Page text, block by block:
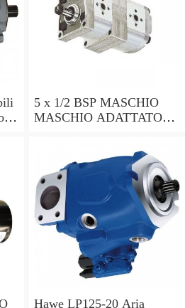
5 x 1/2 BSP MASCHIO
MASCHIO ADATTATORI
TUBO POMPA fuo
Hawe LP125-20 Aria